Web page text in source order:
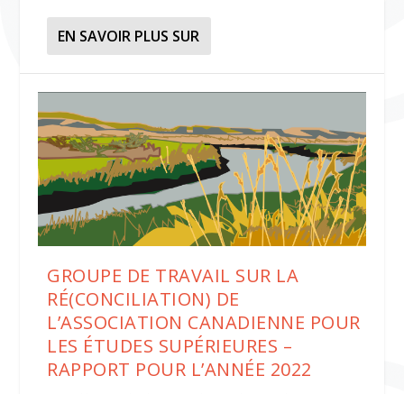
EN SAVOIR PLUS SUR
GROUPE DE TRAVAIL SUR LA
RÉ(CONCILIATION) DE
L’ASSOCIATION CANADIENNE POUR
LES ÉTUDES SUPÉRIEURES –
RAPPORT POUR L’ANNÉE 2022